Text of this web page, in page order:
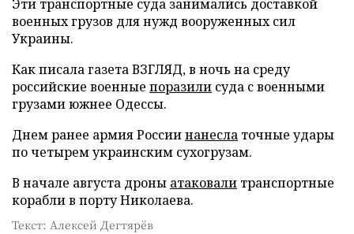
Эти транспортные суда занимались доставкой
военных грузов для нужд вооруженных сил
Украины.
Как писала газета ВЗГЛЯД, в ночь на среду
российские военные поразили суда с военными
грузами южнее Одессы.
Днем ранее армия Россиинанесла точные удары
по четырем украинским сухогрузам.
В начале августа дроны атаковали транспортные
корабли в порту Николаева.
Текст: Алексей Дегтярёв